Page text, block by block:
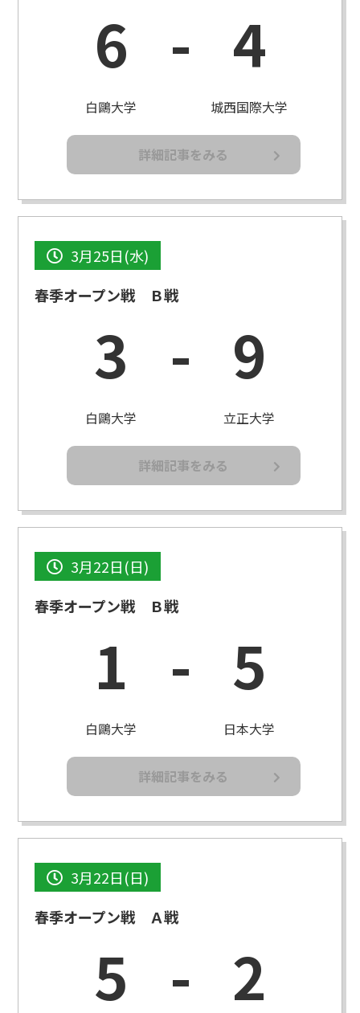
6
白鷗大学
- 4
城西国際大学
詳細記事をみる
3月25日(水)
春季オープン戦 Ｂ戦
3
白鷗大学
- 9
立正大学
詳細記事をみる
3月22日(日)
春季オープン戦 Ｂ戦
1
白鷗大学
- 5
日本大学
詳細記事をみる
3月22日(日)
春季オープン戦 Ａ戦
5 - 2